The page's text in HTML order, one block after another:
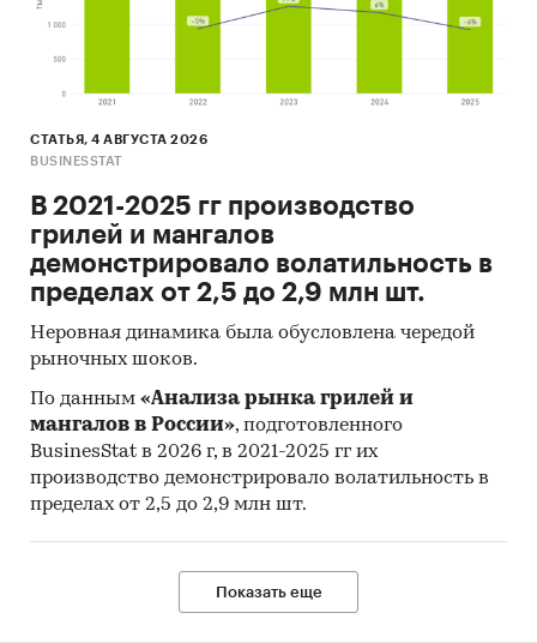
СТАТЬЯ, 4 АВГУСТА 2026
BUSINESSTAT
В 2021-2025 гг производство
грилей и мангалов
демонстрировало волатильность в
пределах от 2,5 до 2,9 млн шт.
Неровная динамика была обусловлена чередой
рыночных шоков.
По данным «Анализа рынка грилей и
мангалов в России», подготовленного
BusinesStat в 2026 г, в 2021-2025 гг их
производство демонстрировало волатильность в
пределах от 2,5 до 2,9 млн шт.
Показать еще